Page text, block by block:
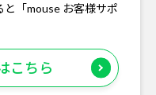
「mouse お客様サポ
こちら